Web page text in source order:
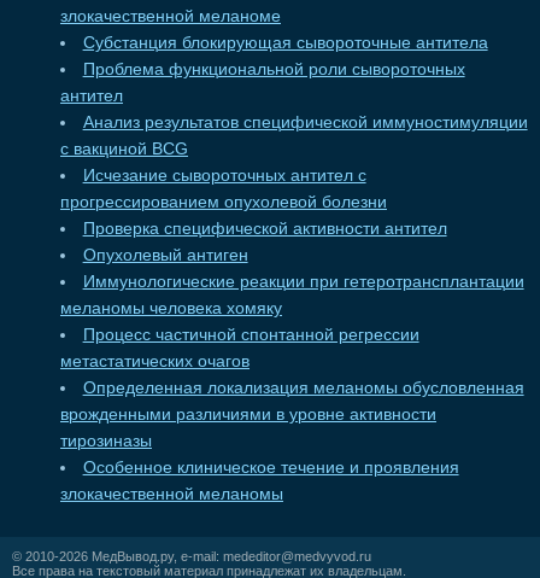
злокачественной меланоме
Субстанция блокирующая сывороточные антитела
Проблема функциональной роли сывороточных
антител
Анализ результатов специфической иммуностимуляции
с вакциной BCG
Исчезание сывороточных антител с
прогрессированием опухолевой болезни
Проверка специфической активности антител
Опухолевый антиген
Иммунологические реакции при гетеротрансплантации
меланомы человека хомяку
Процесс частичной спонтанной регрессии
метастатических очагов
Определенная локализация меланомы обусловленная
врожденными различиями в уровне активности
тирозиназы
Особенное клиническое течение и проявления
злокачественной меланомы
© 2010-2026 МедВывод.ру, e-mail: mededitor@medvyvod.ru
Все права на текстовый материал принадлежат их владельцам.